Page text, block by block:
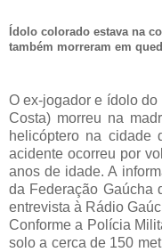
Ídolo colorado estava na
também morreram em
O ex-jogador e ídolo
Costa) morreu na
helicóptero na cidade
acidente ocorreu por
anos de idade. A
da Federação Gaúcha
entrevista à Rádio
Conforme a Polícia
solo a cerca de 150